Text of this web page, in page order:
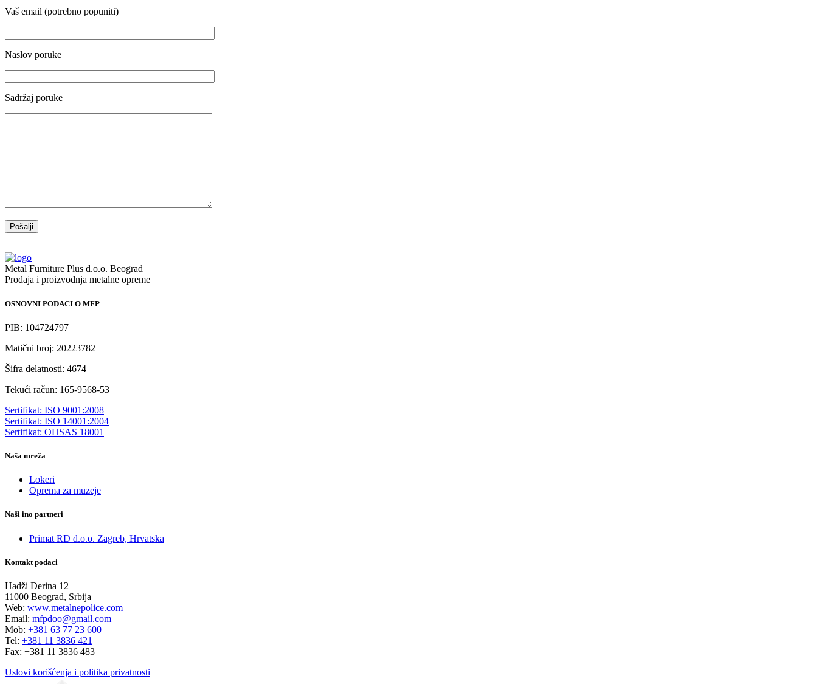
Vaš email (potrebno popuniti)
Naslov poruke
Sadržaj poruke
Metal Furniture Plus d.o.o. Beograd
Prodaja i proizvodnja metalne opreme
OSNOVNI PODACI O MFP
PIB: 104724797
Matični broj: 20223782
Šifra delatnosti: 4674
Tekući račun: 165-9568-53
Sertifikat: ISO 9001:2008
Sertifikat: ISO 14001:2004
Sertifikat: OHSAS 18001
Naša mreža
Lokeri
Oprema za muzeje
Naši ino partneri
Primat RD d.o.o. Zagreb, Hrvatska
Kontakt podaci
Hadži Đerina 12
11000 Beograd, Srbija
Web: www.metalnepolice.com
Email: mfpdoo@gmail.com
Mob: +381 63 77 23 600
Tel: +381 11 3836 421
Fax: +381 11 3836 483
Uslovi korišćenja i politika privatnosti